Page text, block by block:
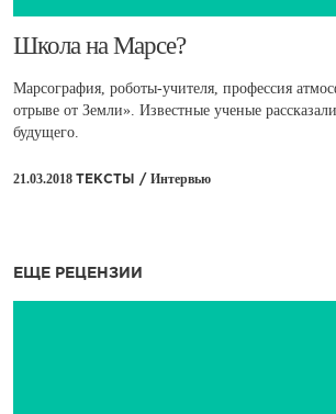
​Школа на Марсе?
Марсография, роботы-учителя, профессия
отрыве от Земли». Известные ученые
будущего.
21.03.2018 ТЕКСТЫ / Интервью
ЕЩЕ РЕЦЕНЗИИ